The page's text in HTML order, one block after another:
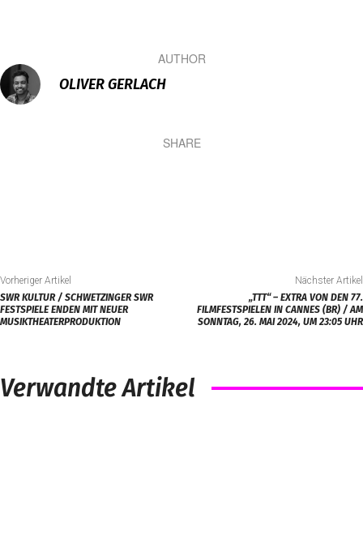
AUTHOR
OLIVER GERLACH
SHARE
Vorheriger Artikel
SWR KULTUR / SCHWETZINGER SWR
FESTSPIELE ENDEN MIT NEUER
MUSIKTHEATERPRODUKTION
Nächster Artikel
„TTT“ – EXTRA VON DEN 77.
FILMFESTSPIELEN IN CANNES (BR) / AM
SONNTAG, 26. MAI 2024, UM 23:05 UHR
Verwandte Artikel